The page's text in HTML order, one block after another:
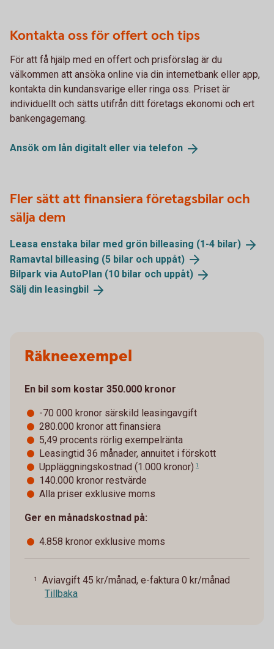
Kontakta oss för offert och tips
För att få hjälp med en offert och prisförslag är du
välkommen att ansöka online via din internetbank eller app,
kontakta din kundansvarige eller ringa oss. Priset är
individuellt och sätts utifrån ditt företags ekonomi och ert
bankengagemang.
Ansök om lån digitalt eller via telefon
Fler sätt att finansiera företagsbilar och
sälja dem
Leasa enstaka bilar med grön billeasing (1-4 bilar)
Ramavtal billeasing (5 bilar och uppåt)
Bilpark via AutoPlan (10 bilar och uppåt)
Sälj din leasingbil
Räkneexempel
En bil som kostar 350.000 kronor
-70 000 kronor särskild leasingavgift
280.000 kronor att finansiera
5,49 procents rörlig exempelränta
Leasingtid 36 månader, annuitet i förskott
Uppläggningskostnad (1.000 kronor) 1
140.000 kronor restvärde
Alla priser exklusive moms
Ger en månadskostnad på:
4.858 kronor exklusive moms
1
Aviavgift 45 kr/månad, e-faktura 0 kr/månad
Tillbaka